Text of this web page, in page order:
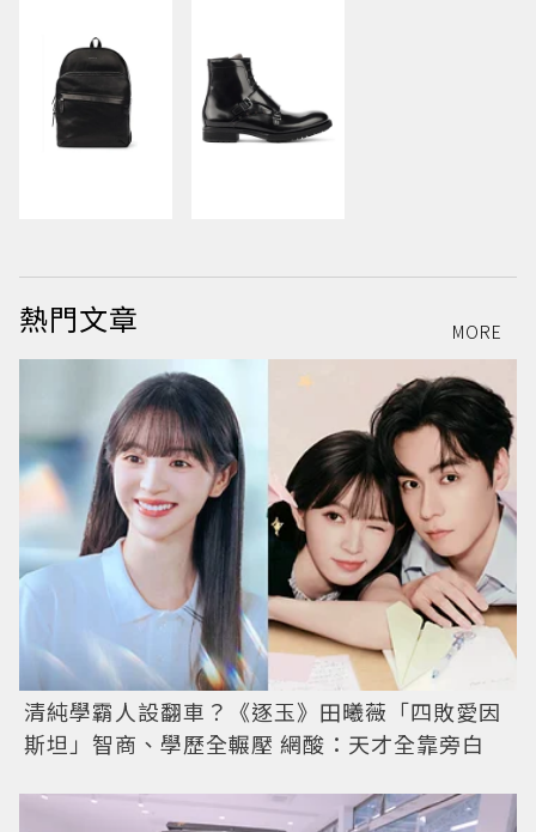
熱門文章 MORE
清純學霸人設翻車？《逐玉》田曦薇「四敗愛因
斯坦」智商、學歷全輾壓 網酸：天才全靠旁白